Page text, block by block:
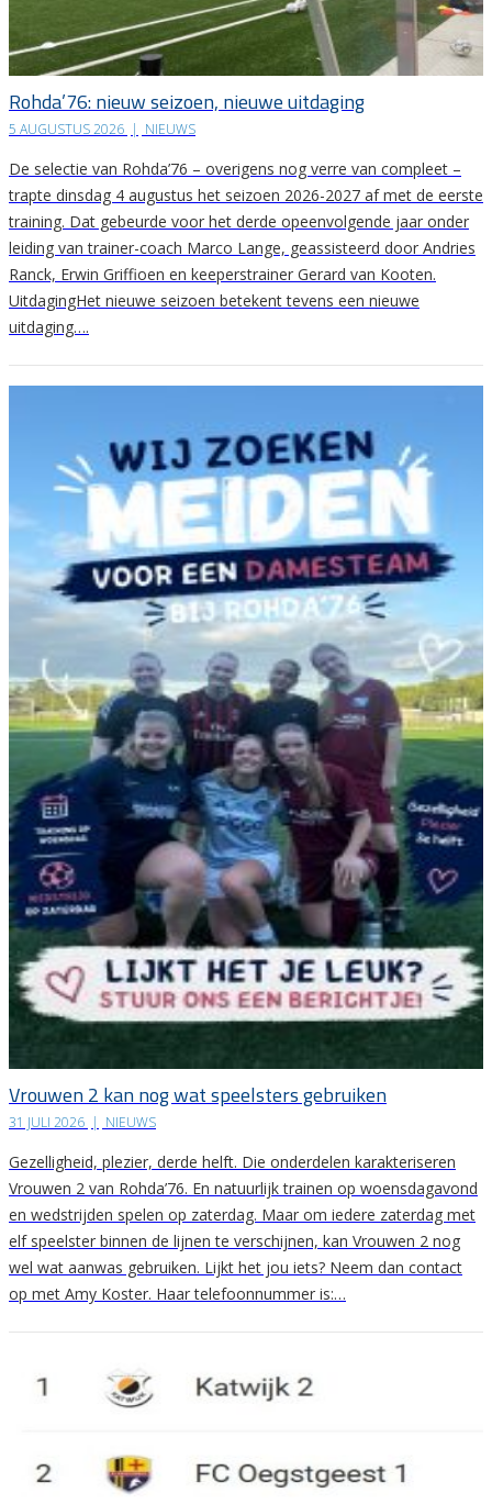
Rohda’76: nieuw seizoen, nieuwe uitdaging
5 AUGUSTUS 2026 | NIEUWS
De selectie van Rohda’76 – overigens nog verre van compleet –
trapte dinsdag 4 augustus het seizoen 2026-2027 af met de eerste
training. Dat gebeurde voor het derde opeenvolgende jaar onder
leiding van trainer-coach Marco Lange, geassisteerd door Andries
Ranck, Erwin Griffioen en keeperstrainer Gerard van Kooten.
UitdagingHet nieuwe seizoen betekent tevens een nieuwe
uitdaging….
Vrouwen 2 kan nog wat speelsters gebruiken
31 JULI 2026 | NIEUWS
Gezelligheid, plezier, derde helft. Die onderdelen karakteriseren
Vrouwen 2 van Rohda’76. En natuurlijk trainen op woensdagavond
en wedstrijden spelen op zaterdag. Maar om iedere zaterdag met
elf speelster binnen de lijnen te verschijnen, kan Vrouwen 2 nog
wel wat aanwas gebruiken. Lijkt het jou iets? Neem dan contact
op met Amy Koster. Haar telefoonnummer is:…